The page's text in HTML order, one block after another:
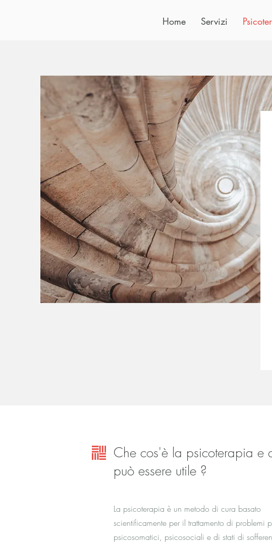
Home Servizi
Che cos'è la psicoterapia e
può essere utile ?
La psicoterapia è un metodo di cura basato
scientificamente per il trattamento di problemi
psicosomatici, psicosociali e di stati di